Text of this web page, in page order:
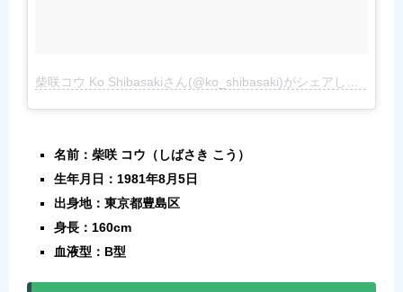
柴咲コウ Ko Shibasakiさん(@ko_shibasaki)がシェアした投稿
名前：柴咲 コウ（しばさき こう）
生年月日：1981年8月5日
出身地：東京都豊島区
身長：160cm
血液型：B型